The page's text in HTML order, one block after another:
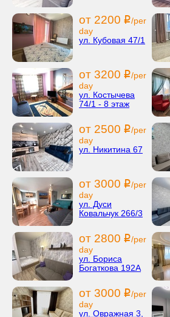
от 2200 i/per
day
ул. Кубовая 47/1
от 3200 i/per
day
ул. Костычева
74/1 - 8 этаж
от 2500 i/per
day
ул. Никитина 67
от 3000 i/per
day
ул. Дуси
Ковальчук 266/3
от 2800 i/per
day
ул. Бориса
Богаткова 192А
от 3000 i/per
day
ул. Овражная 3,